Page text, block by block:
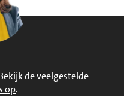
de veelgestelde
op.